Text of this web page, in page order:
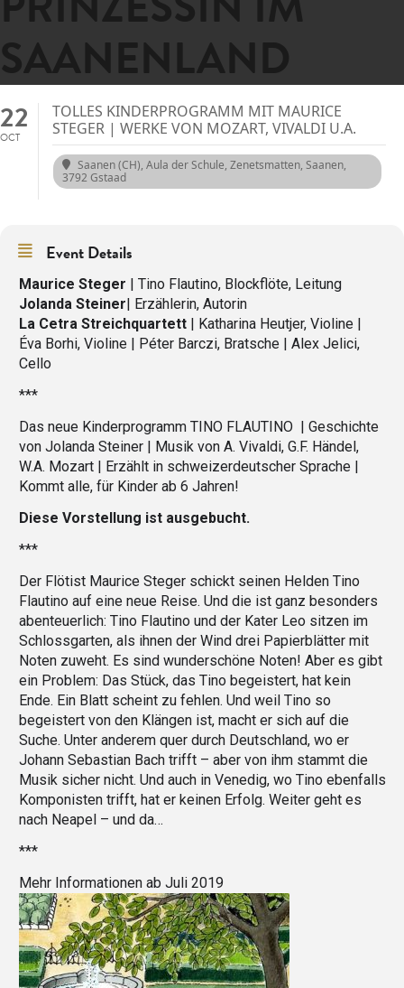
SAANENLAND
22
OCT
TOLLES KINDERPROGRAMM MIT MAURICE
STEGER | WERKE VON MOZART, VIVALDI U.A.
Saanen (CH), Aula der Schule, Zenetsmatten, Saanen,
3792 Gstaad
Event Details
Maurice Steger | Tino Flautino, Blockflöte, Leitung
Jolanda Steiner| Erzählerin, Autorin
La Cetra Streichquartett | Katharina Heutjer, Violine |
Éva Borhi, Violine | Péter Barczi, Bratsche | Alex Jelici,
Cello
***
Das neue Kinderprogramm TINO FLAUTINO | Geschichte
von Jolanda Steiner | Musik von A. Vivaldi, G.F. Händel,
W.A. Mozart | Erzählt in schweizerdeutscher Sprache |
Kommt alle, für Kinder ab 6 Jahren!
Diese Vorstellung ist ausgebucht.
***
Der Flötist Maurice Steger schickt seinen Helden Tino
Flautino auf eine neue Reise. Und die ist ganz besonders
abenteuerlich: Tino Flautino und der Kater Leo sitzen im
Schlossgarten, als ihnen der Wind drei Papierblätter mit
Noten zuweht. Es sind wunderschöne Noten! Aber es gibt
ein Problem: Das Stück, das Tino begeistert, hat kein
Ende. Ein Blatt scheint zu fehlen. Und weil Tino so
begeistert von den Klängen ist, macht er sich auf die
Suche. Unter anderem quer durch Deutschland, wo er
Johann Sebastian Bach trifft – aber von ihm stammt die
Musik sicher nicht. Und auch in Venedig, wo Tino ebenfalls
Komponisten trifft, hat er keinen Erfolg. Weiter geht es
nach Neapel – und da…
***
Mehr Informationen ab Juli 2019